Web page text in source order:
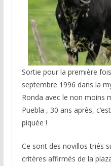
Sortie pour la première
septembre 1996 dans la
Ronda avec le non moins
Puebla , 30 ans après,
piquée !
Ce sont des novillos triés
critères affirmés de la